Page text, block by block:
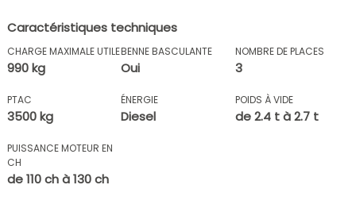
Caractéristiques techniques
CHARGE MAXIMALE UTILE
990 kg
BENNE BASCULANTE
Oui
NOMBRE DE PLACES
3
PTAC
3500 kg
ÉNERGIE
Diesel
POIDS À VIDE
de 2.4 t à 2.7 t
PUISSANCE MOTEUR EN
CH
de 110 ch à 130 ch